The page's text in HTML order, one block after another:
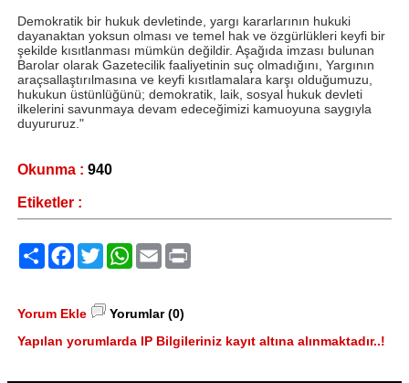
Demokratik bir hukuk devletinde, yargı kararlarının hukuki
dayanaktan yoksun olması ve temel hak ve özgürlükleri keyfi bir
şekilde kısıtlanması mümkün değildir. Aşağıda imzası bulunan
Barolar olarak Gazetecilik faaliyetinin suç olmadığını, Yargının
araçsallaştırılmasına ve keyfi kısıtlamalara karşı olduğumuzu,
hukukun üstünlüğünü; demokratik, laik, sosyal hukuk devleti
ilkelerini savunmaya devam edeceğimizi kamuoyuna saygıyla
duyururuz."
Okunma : 940
Etiketler :
PaylaşFacebook
TwitterWhatsApp
Email
Yorum Ekle
Yorumlar (0)
Yapılan yorumlarda IP Bilgileriniz kayıt altına alınmaktadır..!